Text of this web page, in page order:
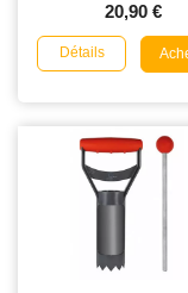
20,90 €
Détails